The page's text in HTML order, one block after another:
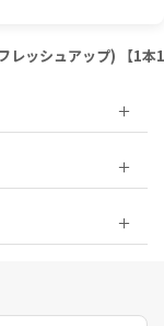
ッシュアップ) 【1本